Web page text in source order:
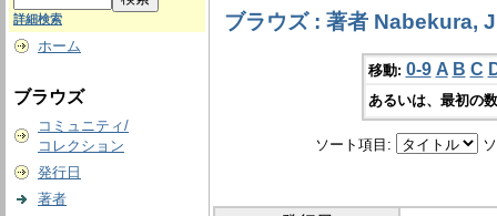
詳細検索
ホーム
ブラウズ
コミュニティ/
コレクション
発行日
著者
ブラウズ : 著者 Nabekura,
移動: 0-9 A B C
あるいは、最初の
ソート項目: